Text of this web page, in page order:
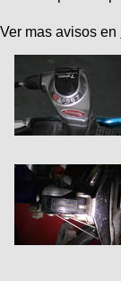
Ver mas avisos en